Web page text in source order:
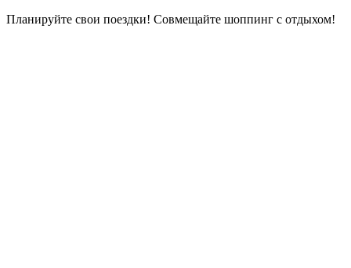
Планируйте свои поездки! Совмещайте шоппинг с отдыхом!